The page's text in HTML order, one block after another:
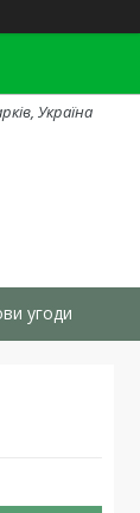
Україна
угоди